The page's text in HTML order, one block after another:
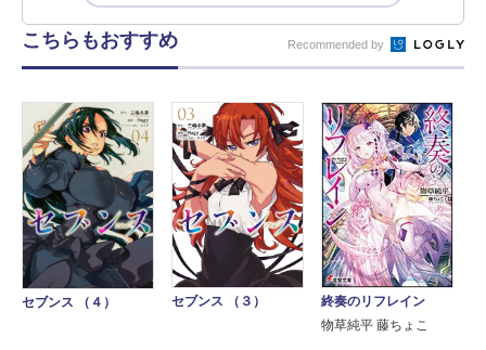
こちらもおすすめ Recommended by
セブンス （４） セブンス （３）
終奏のリフレイン
物草純平 藤ちょこ